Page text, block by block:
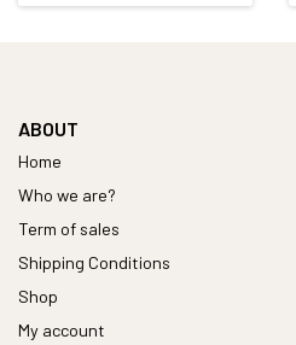
ABOUT
Home
Who we are?
Term of sales
Shipping Conditions
Shop
My account